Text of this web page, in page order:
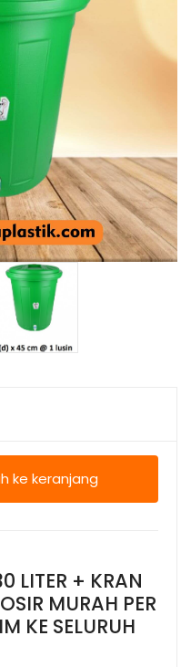
ke keranjang
LITER + KRAN
MURAH PER
KE SELURUH